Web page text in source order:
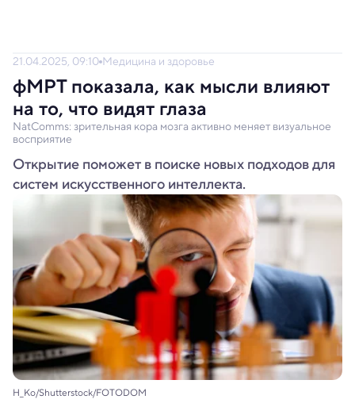
21.04.2025, 09:10 Медицина и здоровье
фМРТ показала, как мысли влияют
на то, что видят глаза
NatComms: зрительная кора мозга активно меняет визуальное
восприятие
Открытие поможет в поиске новых подходов для
систем искусственного интеллекта.
H_Ko/Shutterstock/FOTODOM